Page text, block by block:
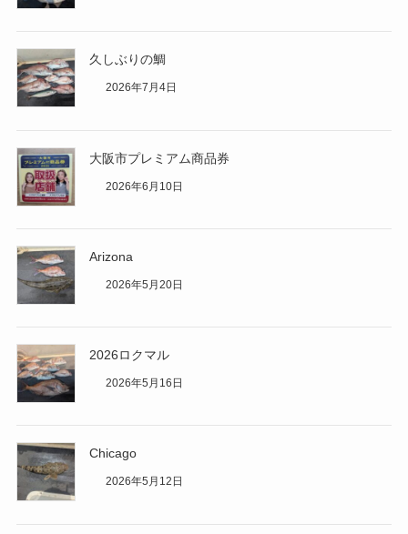
久しぶりの鯛
2026年7月4日
大阪市プレミアム商品券
2026年6月10日
Arizona
2026年5月20日
2026ロクマル
2026年5月16日
Chicago
2026年5月12日